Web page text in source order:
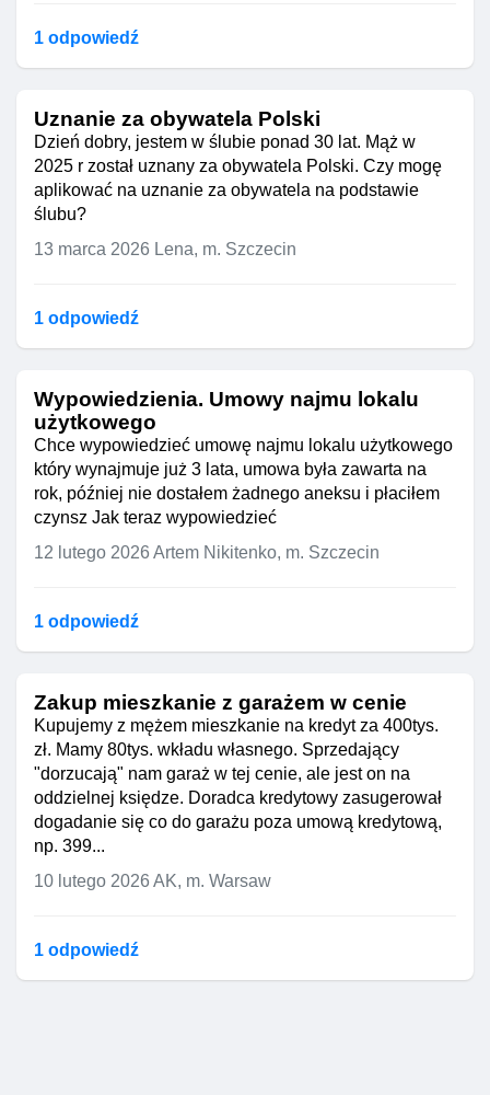
1 odpowiedź
Uznanie za obywatela Polski
Dzień dobry, jestem w ślubie ponad 30 lat. Mąż w
2025 r został uznany za obywatela Polski. Czy mogę
aplikować na uznanie za obywatela na podstawie
ślubu?
13 marca 2026 Lena, m. Szczecin
1 odpowiedź
Wypowiedzienia. Umowy najmu lokalu
użytkowego
Chce wypowiedzieć umowę najmu lokalu użytkowego
który wynajmuje już 3 lata, umowa była zawarta na
rok, później nie dostałem żadnego aneksu i płaciłem
czynsz Jak teraz wypowiedzieć
12 lutego 2026 Artem Nikitenko, m. Szczecin
1 odpowiedź
Zakup mieszkanie z garażem w cenie
Kupujemy z mężem mieszkanie na kredyt za 400tys.
zł. Mamy 80tys. wkładu własnego. Sprzedający
"dorzucają" nam garaż w tej cenie, ale jest on na
oddzielnej księdze. Doradca kredytowy zasugerował
dogadanie się co do garażu poza umową kredytową,
np. 399...
10 lutego 2026 AK, m. Warsaw
1 odpowiedź